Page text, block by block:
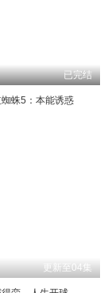
已完结
蛛5：本能诱惑
更新至04集